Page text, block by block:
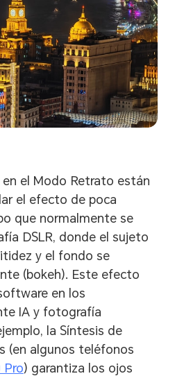
el Modo Retrato están
el efecto de poca
que normalmente se
DSLR, donde el sujeto
y el fondo se
(bokeh). Este efecto
en los
IA y fotografía
la Síntesis de
(en algunos teléfonos
Pro) garantiza los ojos